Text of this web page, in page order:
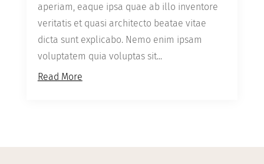
aperiam, eaque ipsa quae ab illo inventore
veritatis et quasi architecto beatae vitae
dicta sunt explicabo. Nemo enim ipsam
voluptatem quia voluptas sit...
Read More